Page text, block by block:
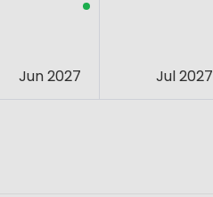
Jun 2027 Jul 2027